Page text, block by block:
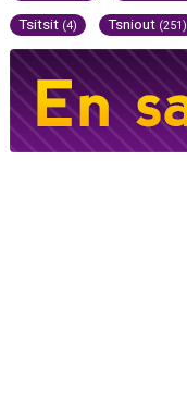
Tsitsit (4) Tsniout (251)